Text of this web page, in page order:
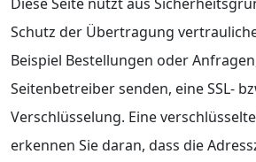
Schutz der Übertragung
Beispiel Bestellungen oder
Seitenbetreiber senden, eine SSL-
Verschlüsselung. Eine
erkennen Sie daran, dass die